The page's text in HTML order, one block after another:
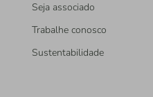
Seja associado
Trabalhe conosco
Sustentabilidade